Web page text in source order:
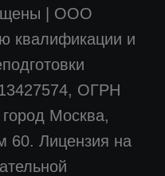
ООО
квалификации и
ОГРН
Москва,
60. Лицензия на